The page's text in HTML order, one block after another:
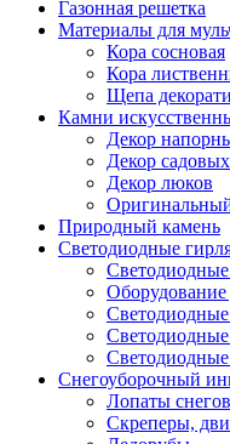
Газонная решетка
Материалы для
Кора сосновая
Кора
Щепа
Камни
Декор
Декор
Декор люков
Природный камень
Светодиодные
Снегоуборочный
Лопаты
Скреперы,